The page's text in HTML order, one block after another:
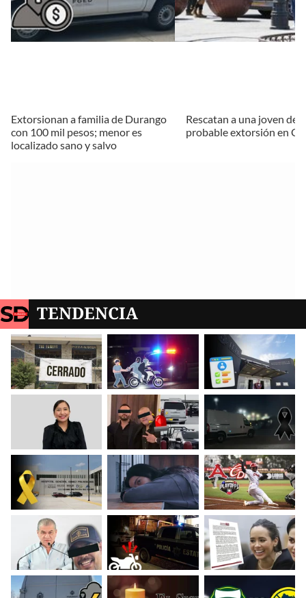
Extorsionan a familia de Durango
con 100 mil pesos; menor es
localizado sano y salvo
Rescatan a una joven de
probable extorsión en
TENDENCIA